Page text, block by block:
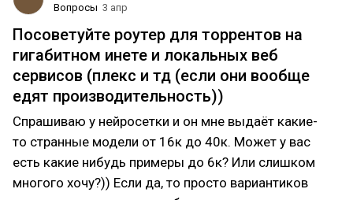
Вопросы 3 апр
Посоветуйте роутер для торрентов на
гигабитном инете и локальных веб
сервисов (плекс и тд (если они вообще
едят производительность))
Спрашиваю у нейросетки и он мне выдаёт какие-
то странные модели от 16к до 40к. Может у вас
есть какие нибудь примеры до 6к? Или слишком
многого хочу?)) Если да, то просто вариантиков